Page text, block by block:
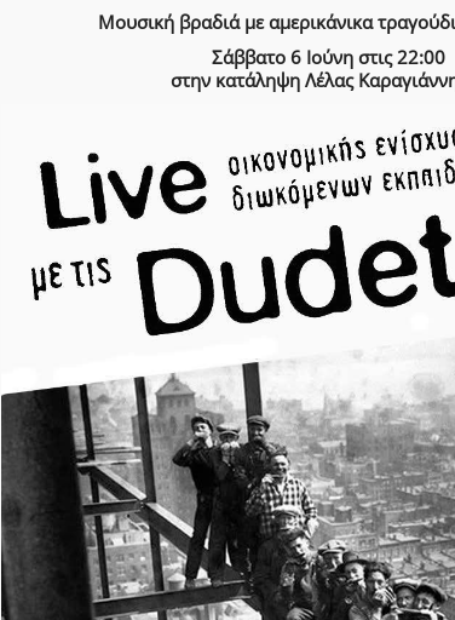
Μουσική βραδιά με αμερικάνικα
Σάββατο 6 Ιούνη στις 22:00
στην κατάληψη Λέλας